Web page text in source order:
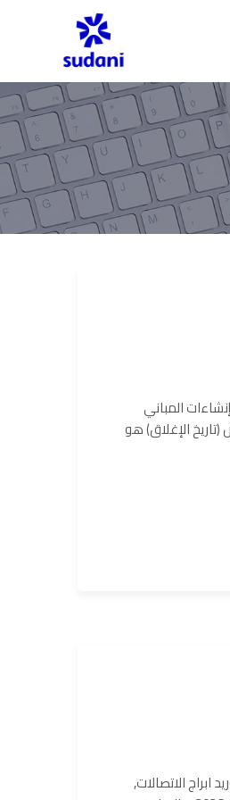
المباني
الإغلاق) هو
الاتصالات,